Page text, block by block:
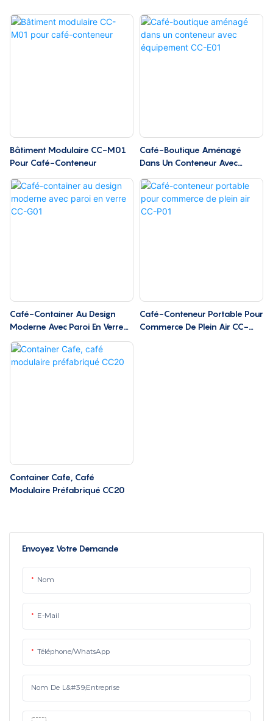
Envoyez Votre Demande
Nom
E-Mail
Téléphone/WhatsApp
Nom De L&#39;entreprise
Bâtiment Modulaire CC-M01
Pour Café-Conteneur
Café-Boutique Aménagé
Dans Un Conteneur Avec
Équipement CC-E01
Café-Container Au Design
Moderne Avec Paroi En Verre
CC-G01
Café-Conteneur Portable Pour
Commerce De Plein Air CC-
Container Cafe, Café
Modulaire Préfabriqué CC20